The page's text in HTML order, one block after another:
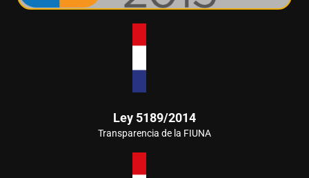
Ley 5189/2014
Transparencia de la FIUNA